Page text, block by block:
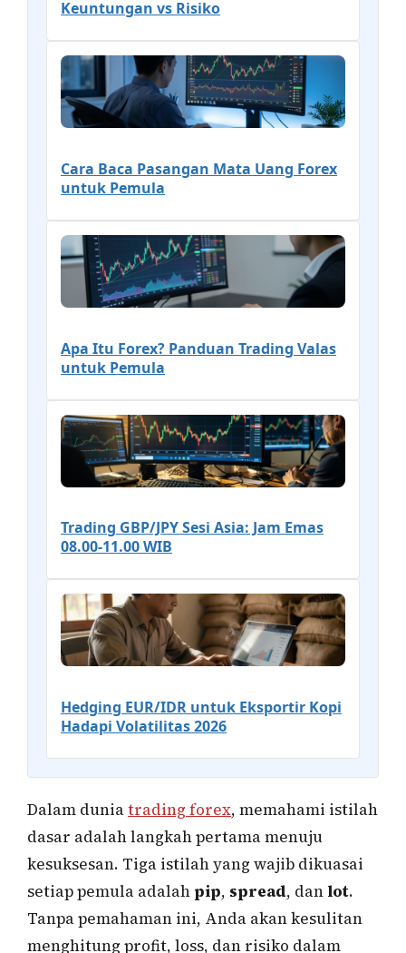
Keuntungan vs Risiko
Cara Baca Pasangan Mata Uang Forex
untuk Pemula
Apa Itu Forex? Panduan Trading Valas
untuk Pemula
Trading GBP/JPY Sesi Asia: Jam Emas
08.00-11.00 WIB
Hedging EUR/IDR untuk Eksportir Kopi
Hadapi Volatilitas 2026
Dalam duniatrading forex, memahami istilah
dasar adalah langkah pertama menuju
kesuksesan. Tiga istilah yang wajib dikuasai
setiap pemula adalahpip, spread, danlot.
Tanpa pemahaman ini, Anda akan kesulitan
menghitung profit, loss, dan risiko dalam